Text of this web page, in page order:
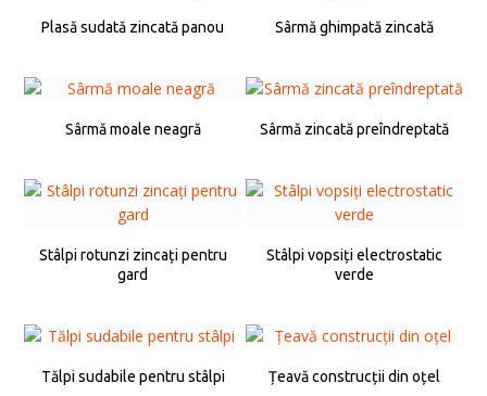
Plasă sudată zincată panou Sârmă ghimpată zincată
Sârmă moale neagră Sârmă zincată preîndreptată
Stâlpi rotunzi zincați pentru
gard
Stâlpi vopsiți electrostatic
verde
Tălpi sudabile pentru stâlpi Țeavă construcții din oțel